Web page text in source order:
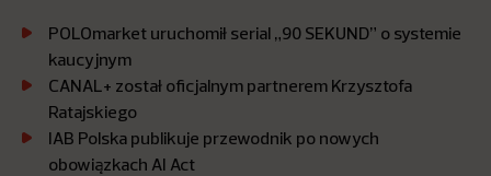
POLOmarket uruchomił serial „90 SEKUND” o systemie
kaucyjnym
CANAL+ został oficjalnym partnerem Krzysztofa
Ratajskiego
IAB Polska publikuje przewodnik po nowych
obowiązkach AI Act